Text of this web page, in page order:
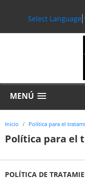
Select Language
MENÚ
Inicio Política para el
POLÍTICA DE